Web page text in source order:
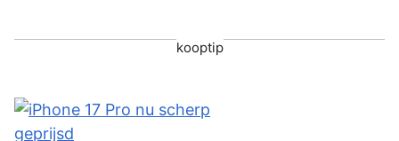
kooptip